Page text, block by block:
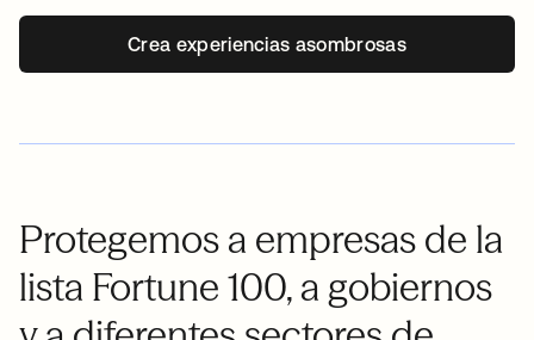
Crea experiencias asombrosas
Protegemos a empresas de la
lista Fortune 100, a gobiernos